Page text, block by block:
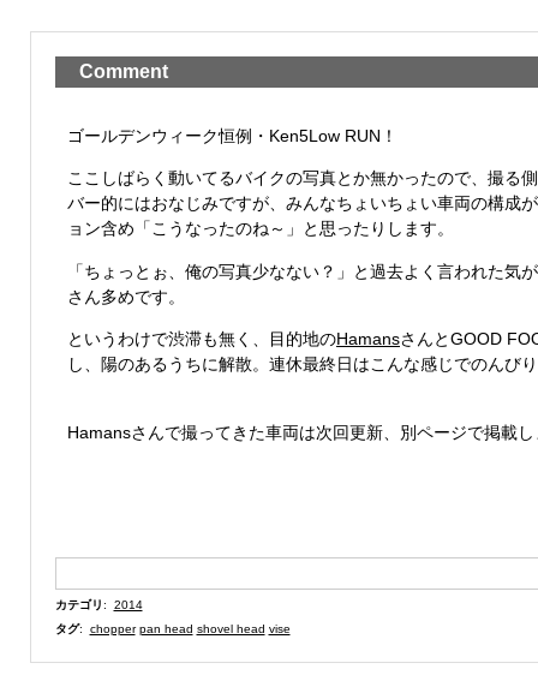
Comment
ゴールデンウィーク恒例・Ken5Low RUN！
ここしばらく動いてるバイクの写真とか無かったので、撮る
バー的にはおなじみですが、みんなちょいちょい車両の構成
ョン含め「こうなったのね～」と思ったりします。
「ちょっとぉ、俺の写真少なない？」と過去よく言われた気
さん多めです。
というわけで渋滞も無く、目的地のHamansさんとGOOD
し、陽のあるうちに解散。連休最終日はこんな感じでのんび
Hamansさんで撮ってきた車両は次回更新、別ページで掲載
カテゴリ:
2014
タグ: chopper pan head shovel head vise